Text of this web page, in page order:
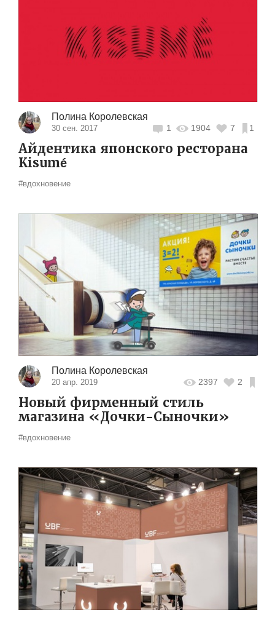
Полина Королевская
30 сен. 2017 1 1904 7 1
Айдентика японского ресторана
Kisumé
#вдохновение
Полина Королевская
20 апр. 2019 2397 2
Новый фирменный стиль
магазина «Дочки-Сыночки»
#вдохновение